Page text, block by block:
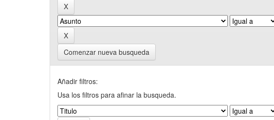
Comenzar nueva busqueda
Añadir filtros:
Usa los filtros para afinar la busqueda.